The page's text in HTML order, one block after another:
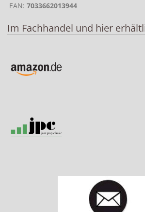
EAN: 7033662013944
Im Fachhandel und hier